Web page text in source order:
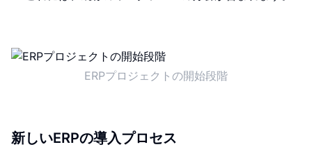
ERPプロジェクトの開始段階
新しいERPの導入プロセス